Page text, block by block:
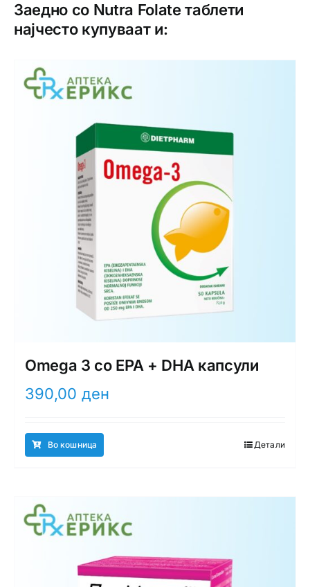
Заедно со Nutra Folate таблети
најчесто купуваат и:
Omega 3 со EPA + DHA капсули
390,00 ден
Во кошница Детали